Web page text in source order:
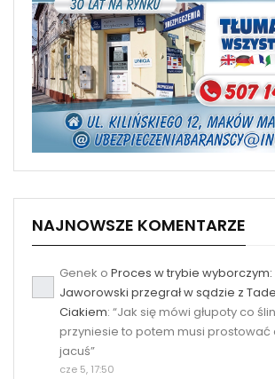
NAJNOWSZE KOMENTARZE
Genek o Proces w trybie
Jaworowski przegrał w sądzie z
Ciakiem: “Jak się mówi głupoty co
przyniesie to potem musi prostować
jacuś”
cze 5, 17:50